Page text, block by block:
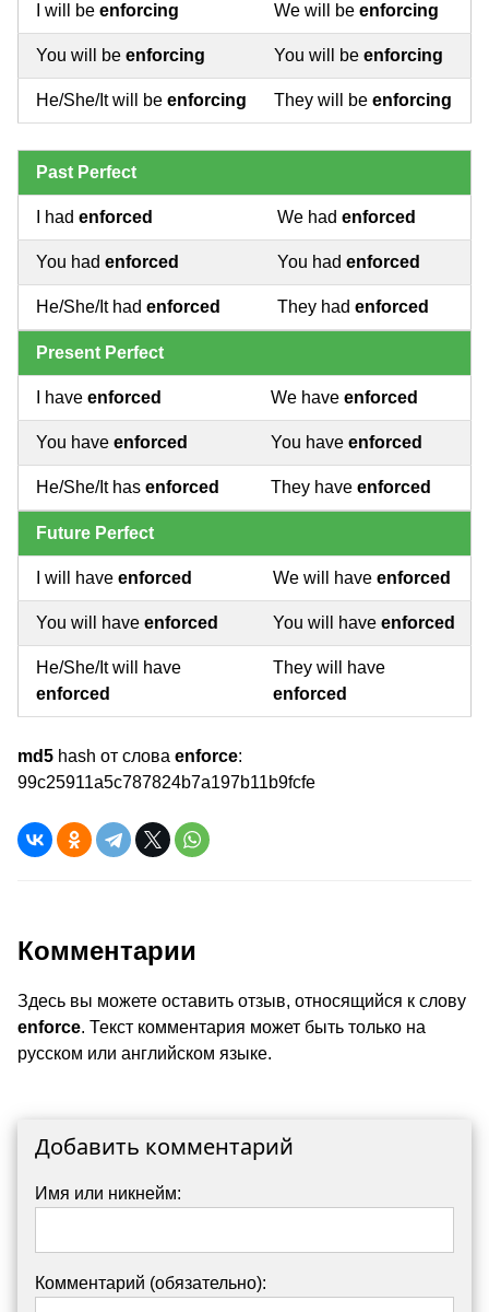
I will be enforcing We will be enforcing
You will be enforcing You will be enforcing
He/She/It will be enforcing They will be enforcing
Past Perfect
I had enforced We had enforced
You had enforced You had enforced
He/She/It had enforced They had enforced
Present Perfect
I have enforced We have enforced
You have enforced You have enforced
He/She/It has enforced They have enforced
Future Perfect
I will have enforced We will have enforced
You will have enforced You will have enforced
He/She/It will have
enforced
They will have
enforced
md5 hash от слова enforce:
99c25911a5c787824b7a197b11b9fcfe
Комментарии
Здесь вы можете оставить отзыв, относящийся к слову
enforce. Текст комментария может быть только на
русском или английском языке.
Добавить комментарий
Имя или никнейм:
Комментарий (обязательно):